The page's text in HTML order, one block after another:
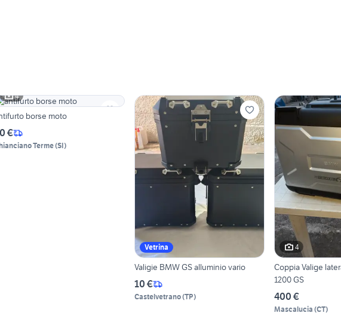
4
borse moto
€
Terme(SI)
Vetrina
Valigie BMW GS alluminio vario
10 €
Castelvetrano(TP)
4
Coppia Valige laterali vario per bmw
1200 GS
400 €
Mascalucia (CT)